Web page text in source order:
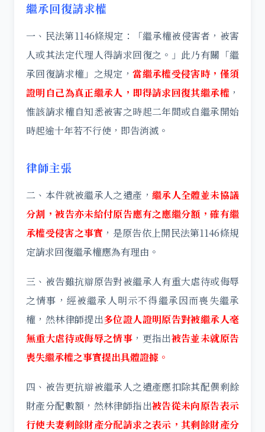
繼承回復請求權
一、民法第1146條規定：「繼承權被侵害者，被害
人或其法定代理人得請求回復之。」此乃有關「繼
承回復請求權」之規定，當繼承權受侵害時，僅須
證明自己為真正繼承人，即得請求回復其繼承權 ，
惟該請求權自知悉被害之時起二年間或自繼承開始
時起逾十年若不行使，即告消滅。
律師主張
二、本件就被繼承人之遺產， 繼承人全體並未協議
分割，被告亦未給付原告應有之應繼分額，確有繼
承權受侵害之事實 ，是原告依上開民法第1146條規
定請求回復繼承權應為有理由。
三、被告雖抗辯原告對被繼承人有重大虐待或侮辱
之情事，經被繼承人明示不得繼承因而喪失繼承
權，然林律師提出多位證人證明原告對被繼承人毫
無重大虐待或侮辱之情事 ，更指出被告並未就原告
喪失繼承權之事實提出具體證據。
四、被告更抗辯被繼承人之遺產應扣除其配偶剩餘
財產分配數額，然林律師指出被告從未向原告表示
行使夫妻剩餘財產分配請求之表示，其剩餘財產分